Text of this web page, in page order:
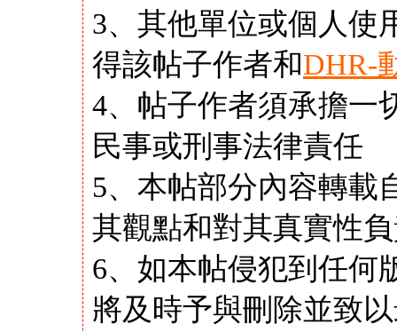
3、其他單位或個人使
得該帖子作者和DHR-
4、帖子作者須承擔一
民事或刑事法律責任
5、本帖部分內容轉載
其觀點和對其真實性
6、如本帖侵犯到任何
將及時予與刪除並致